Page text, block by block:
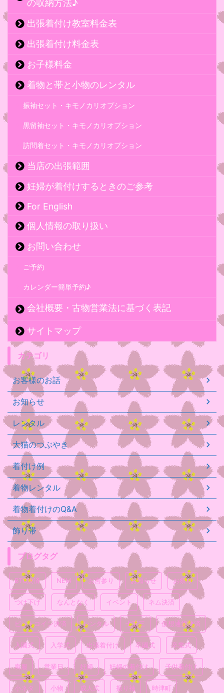
の収納方法♪
出張着付け教室料金表
出張着付け料金表
お子様料金
着物と帯と小物のレンタル
振袖セット・キモノカリオプション
黒留袖セット・キモノカリオプション
訪問着セット・キモノカリオプション
当店の出張範囲
妊婦が着付けするときのご参考
For English
個人情報の取り扱い
お問い合わせ
ご予約
カレンダー簡単予約♪
会社概要・古物営業法に基づく表記
サイトマップ
カテゴリ
お客様のお話
お知らせ
レンタル
大猫のつぶやき
着付け例
着物レンタル
着物着付けのQ&A
飾り帯
ブログタグ
BTC決済 NEM お宮参り お知らせ お祭り
つけ下げ なんとなく イベント ネム決済
ビットコイン決済 レンタル 七五三 仮想通貨決済
入園式 入学式 出張着付け 卒園式 卒業式
喪服 営業日 妊婦 妊婦の着付け 子供着付け
小ネタ 小物 成人式 振り袖 時津町